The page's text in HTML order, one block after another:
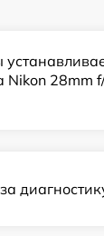
Nikon 28mm